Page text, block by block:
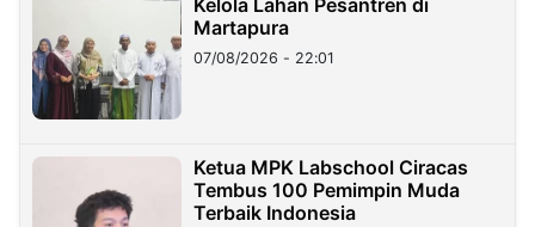
Martapura
07/08/2026 - 22:01
Ketua MPK Labschool Ciracas
Tembus 100 Pemimpin Muda
Terbaik Indonesia